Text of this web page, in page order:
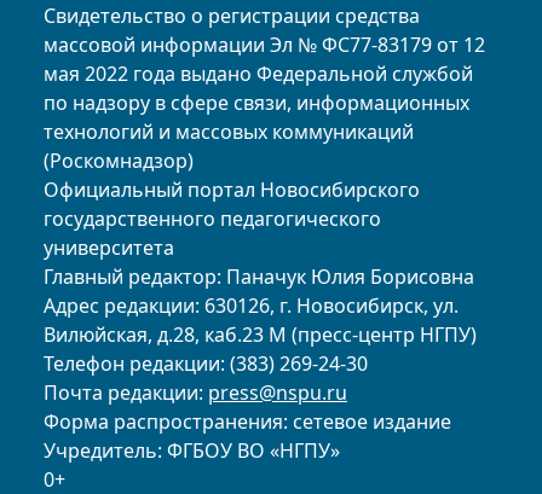
Свидетельство о регистрации средства
массовой информации Эл № ФС77-83179 от 12
мая 2022 года выдано Федеральной службой
по надзору в сфере связи, информационных
технологий и массовых коммуникаций
(Роскомнадзор)
Официальный портал Новосибирского
государственного педагогического
университета
Главный редактор: Паначук Юлия Борисовна
Адрес редакции: 630126, г. Новосибирск, ул.
Вилюйская, д.28, каб.23 М (пресс-центр НГПУ)
Телефон редакции: (383) 269-24-30
Почта редакции: press@nspu.ru
Форма распространения: сетевое издание
Учредитель: ФГБОУ ВО «НГПУ»
0+